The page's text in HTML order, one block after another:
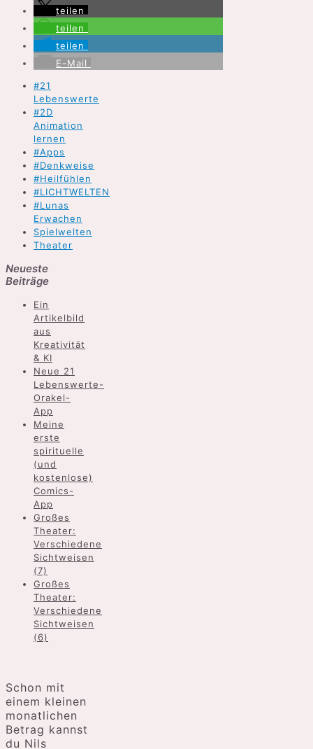
teilen
teilen
teilen
E-Mail
#21
Lebenswerte
#2D
Animation
lernen
#Apps
#Denkweise
#Heilfühlen
#LICHTWELTEN
#Lunas
Erwachen
Spielwelten
Theater
Neueste
Beiträge
Ein
Artikelbild
aus
Kreativität
& KI
Neue 21
Lebenswerte-
Orakel-
App
Meine
erste
spirituelle
(und
kostenlose)
Comics-
App
Großes
Theater:
Verschiedene
Sichtweisen
(7)
Großes
Theater:
Verschiedene
Sichtweisen
(6)
Schon mit
einem kleinen
monatlichen
Betrag kannst
du Nils